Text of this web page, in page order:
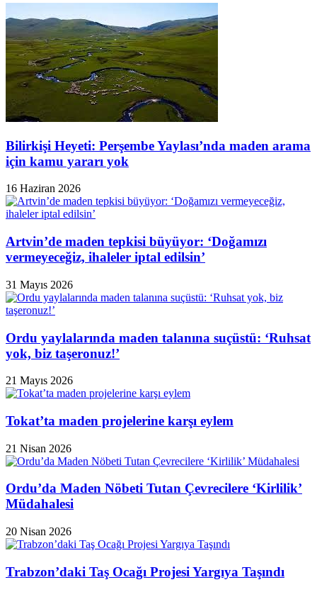
Bilirkişi Heyeti: Perşembe Yaylası’nda maden arama
için kamu yararı yok
16 Haziran 2026
Artvin’de maden tepkisi büyüyor: ‘Doğamızı
vermeyeceğiz, ihaleler iptal edilsin’
31 Mayıs 2026
Ordu yaylalarında maden talanına suçüstü: ‘Ruhsat
yok, biz taşeronuz!’
21 Mayıs 2026
Tokat’ta maden projelerine karşı eylem
21 Nisan 2026
Ordu’da Maden Nöbeti Tutan Çevrecilere ‘Kirlilik’
Müdahalesi
20 Nisan 2026
Trabzon’daki Taş Ocağı Projesi Yargıya Taşındı